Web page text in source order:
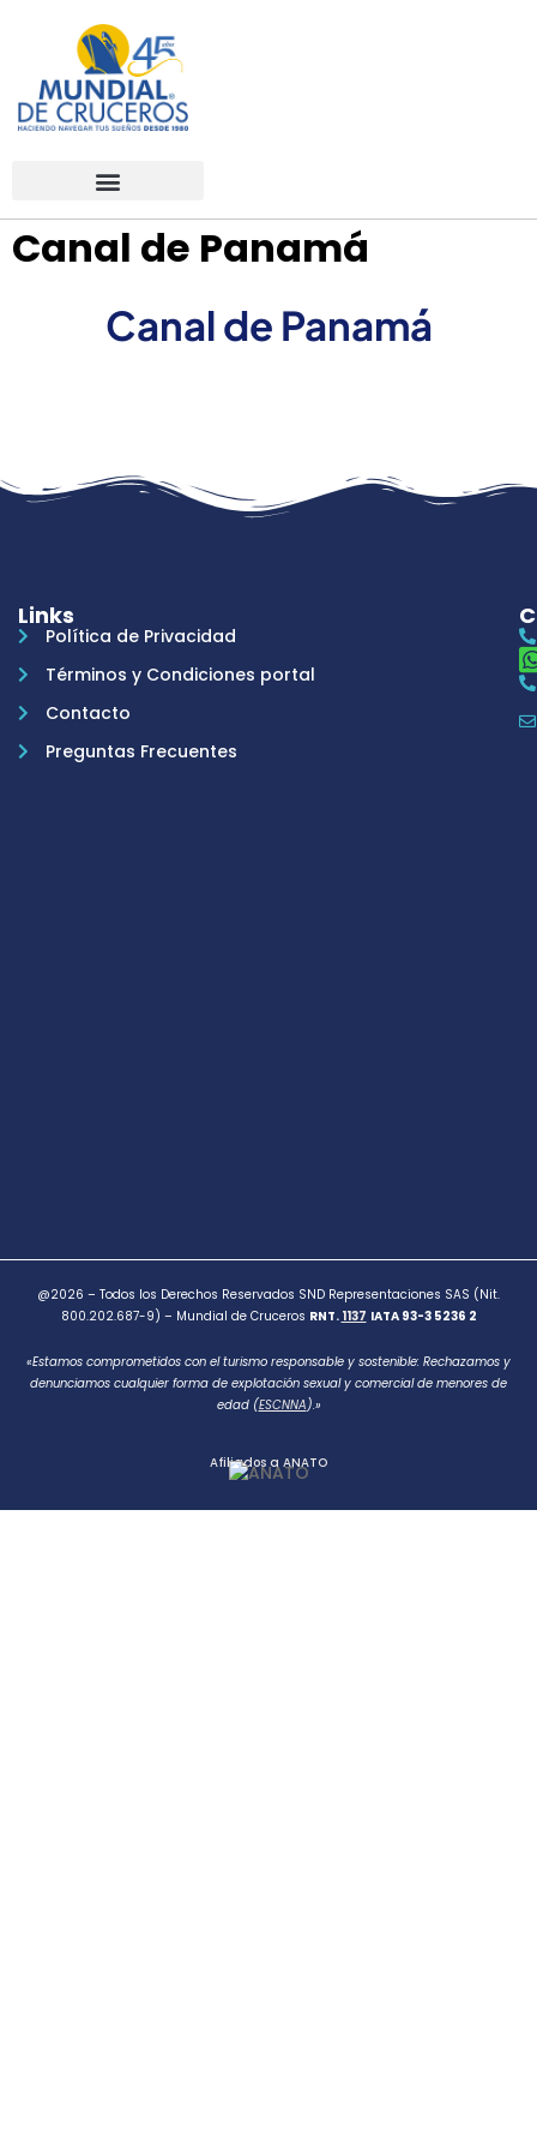
Canal de Panamá
Canal de Panamá
Links
Política de Privacidad
Términos y Condiciones portal
Contacto
Preguntas Frecuentes
@2026 – Todos los Derechos Reservados SND Representaciones SAS (Nit.
800.202.687-9) – Mundial de Cruceros RNT. 1137 IATA 93-3 5236 2
«Estamos comprometidos con el turismo responsable y sostenible: Rechazamos y
denunciamos cualquier forma de explotación sexual y comercial de menores de
edad (ESCNNA).»
Afiliados a ANATO